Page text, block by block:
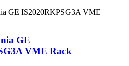
GE
VME Rack